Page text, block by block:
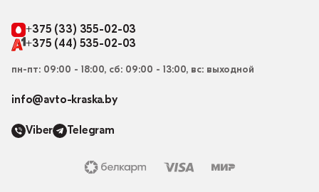
+375 (33) 355-02-03
+375 (44) 535-02-03
пн-пт: 09:00 - 18:00, сб: 09:00 - 13:00, вс: выходной
info@avto-kraska.by
Viber Telegram